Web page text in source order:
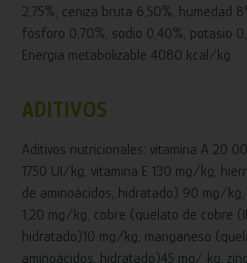
2,75%, ceniza bruta 6,50%, humedad
fósforo 0,70%, sodio 0,40%, potasio
Energía metabolizable 4080 kcal/kg.
ADITIVOS
Aditivos nutricionales: vitamina A 20
1750 UI/kg, vitamina E 130 mg/kg,
de aminoácidos, hidratado) 90 mg/
1,20 mg/kg, cobre (quelato de cobre
hidratado)10 mg/kg, manganeso
aminoácidos, hidratado)45 mg/ kg,